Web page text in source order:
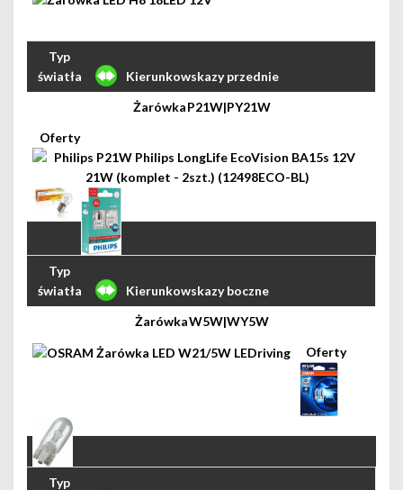
Kierunkowskazy przednie
P21W|PY21W
Kierunkowskazy boczne
W5W|WY5W